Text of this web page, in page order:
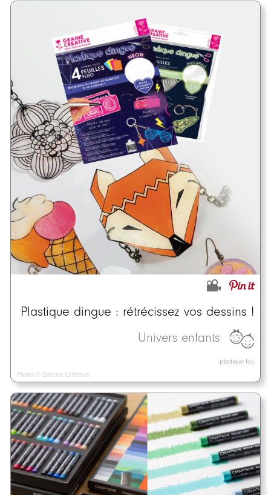
Plastique dingue : rétrécissez vos dessins !
Univers enfants
plastique fou
Photo © Graine Créative